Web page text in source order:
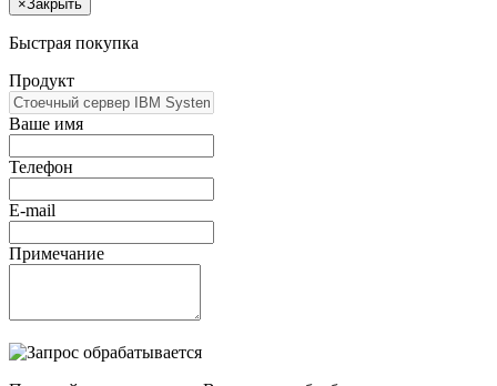
×Закрыть
Быстрая покупка
Продукт
Ваше имя
Телефон
E-mail
Примечание